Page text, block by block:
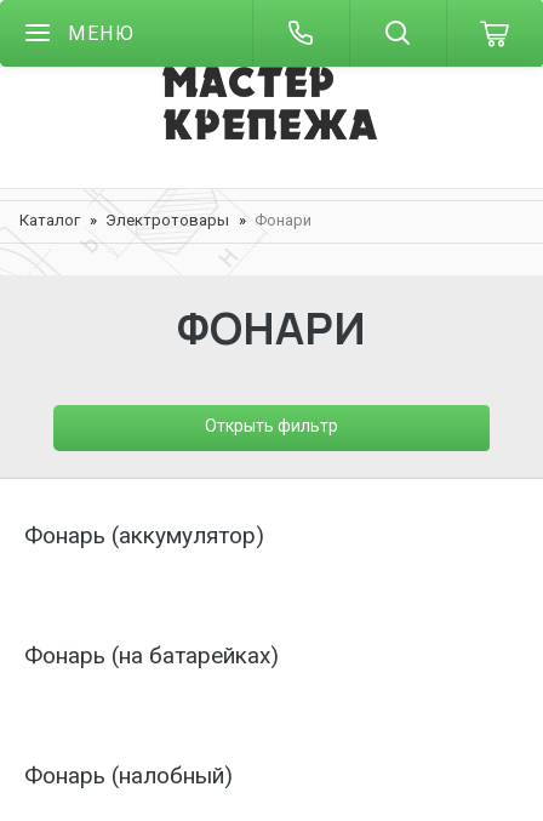
МЕНЮ
Каталог Электротовары Фонари
ФОНАРИ
Открыть фильтр
Фонарь (аккумулятор)
Фонарь (на батарейках)
Фонарь (налобный)